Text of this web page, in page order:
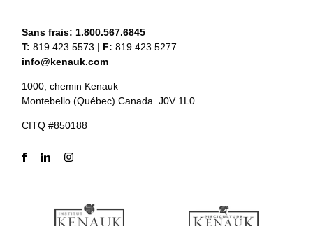
Sans frais:1.800.567.6845
T: 819.423.5573 | F: 819.423.5277
info@kenauk.com
1000, chemin Kenauk
Montebello (Québec) Canada J0V 1L0
CITQ #850188